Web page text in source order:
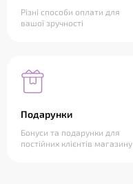
Різні способи оплати для
вашої зручності
Подарунки
Бонуси та подарунки для
постійних клієнтів магазину